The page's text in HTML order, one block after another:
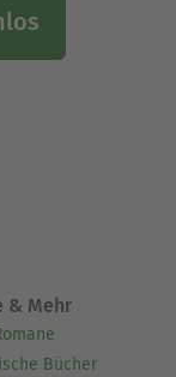
& Mehr
Bücher